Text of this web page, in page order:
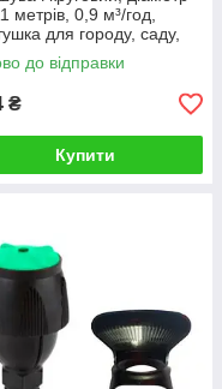
городу,
кошик сайту,
метрів, 0,9 м³/год,
для городу, саду,
на підставці "Рубікон
до відправки
₴
Купити